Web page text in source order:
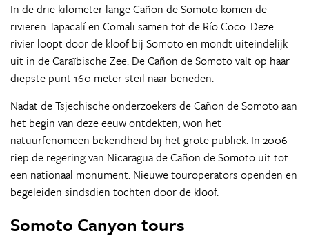
In de drie kilometer lange Cañon de Somoto komen de
rivieren Tapacalí en Comali samen tot de Río Coco. Deze
rivier loopt door de kloof bij Somoto en mondt uiteindelijk
uit in de Caraïbische Zee. De Cañon de Somoto valt op haar
diepste punt 160 meter steil naar beneden.
Nadat de Tsjechische onderzoekers de Cañon de Somoto aan
het begin van deze eeuw ontdekten, won het
natuurfenomeen bekendheid bij het grote publiek. In 2006
riep de regering van Nicaragua de Cañon de Somoto uit tot
een nationaal monument. Nieuwe touroperators openden en
begeleiden sindsdien tochten door de kloof.
Somoto Canyon tours